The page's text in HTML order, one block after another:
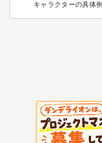
キャラクターの具体例